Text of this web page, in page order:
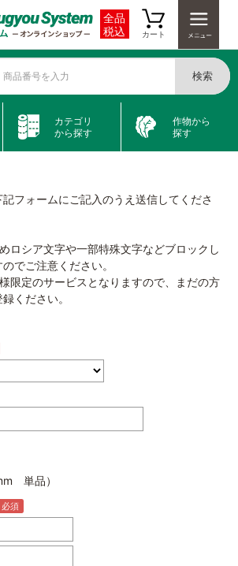
全品
税込
カート
品番号を入力 検索
カテゴリ
から探す
作物から
探す
フォームにご記入のうえ送信してくださ
ロシア文字や一部特殊文字などブロックし
でご注意ください。
限定のサービスとなりますので、まだの方
ください。
単品）